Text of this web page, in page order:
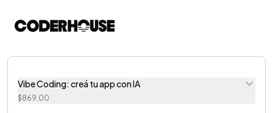
Vibe Coding: creá tu app con IA
$869.00